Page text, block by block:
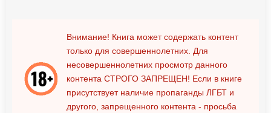
Внимание! Книга может содержать контент
только для совершеннолетних. Для
несовершеннолетних просмотр данного
контента СТРОГО ЗАПРЕЩЕН! Если в книге
присутствует наличие пропаганды ЛГБТ и
другого, запрещенного контента - просьба